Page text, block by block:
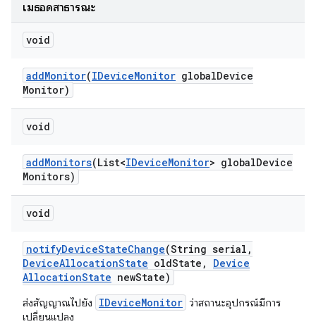
เมธอดสาธารณะ
void
addMonitor(IDeviceMonitor globalDevice
Monitor)
void
addMonitors(List<IDeviceMonitor> globalDevice
Monitors)
void
notifyDeviceStateChange(String serial ,
DeviceAllocationState oldState ,
Device
AllocationState newState)
ส่งสัญญาณไปยัง IDeviceMonitor ว่าสถานะอุปกรณ์มีการ
เปลี่ยนแปลง